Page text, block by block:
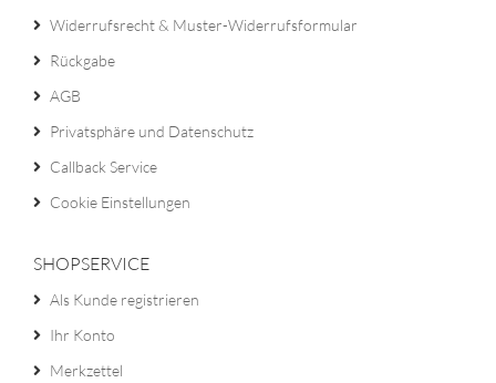
Widerrufsrecht & Muster-Widerrufsformular
Rückgabe
AGB
Privatsphäre und Datenschutz
Callback Service
Cookie Einstellungen
SHOPSERVICE
Als Kunde registrieren
Ihr Konto
Merkzettel